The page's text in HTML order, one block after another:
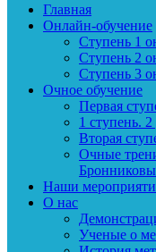
Главная
Онлайн-обучение
Ступень 1
Ступень 2
Ступень 3
Очное обучение
Первая
1 ступень.
Вторая
Очные
Наши
О нас
Ученые о